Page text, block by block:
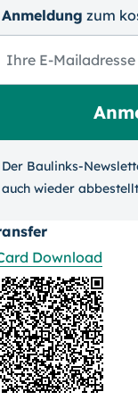
Anmeldung zum
Der Baulinks-
auch wieder
Download